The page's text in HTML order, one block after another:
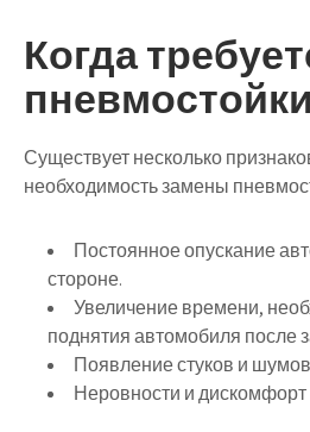
Когда
Существует несколько
необходимость замены
Постоянное опускание
стороне.
Увеличение времени,
поднятия автомобиля после
Появление стуков и
Неровности и дискомфорт